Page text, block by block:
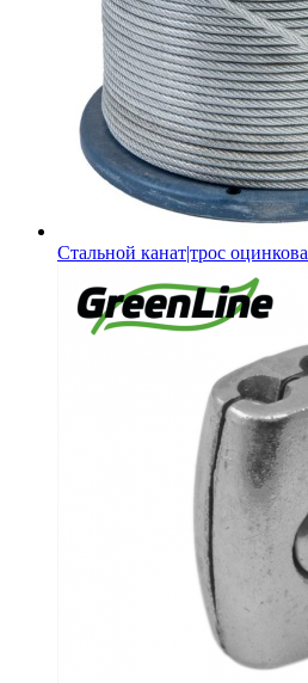
Стальной канат|трос